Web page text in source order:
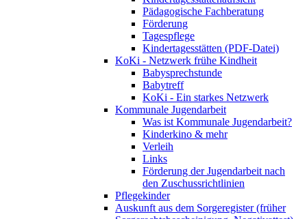
Pädagogische Fachberatung
Förderung
Tagespflege
Kindertagesstätten (PDF-Datei)
KoKi - Netzwerk frühe Kindheit
Babysprechstunde
Babytreff
KoKi - Ein starkes Netzwerk
Kommunale Jugendarbeit
Was ist Kommunale Jugendarbeit?
Kinderkino & mehr
Verleih
Links
Förderung der Jugendarbeit nach
den Zuschussrichtlinien
Pflegekinder
Auskunft aus dem Sorgeregister (früher